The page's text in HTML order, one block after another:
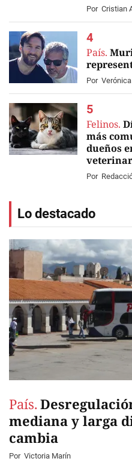
Por Cristian
País.
Por
Felinos.
más
dueños
Por
Lo destacado
País.
mediana y larga
cambia
Por Victoria Marín